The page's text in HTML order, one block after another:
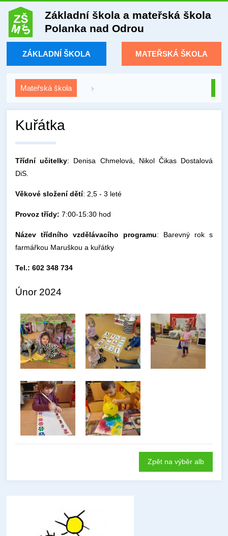
Základní škola a mateřská škola
Polanka nad Odrou
ZÁKLADNÍ ŠKOLA MATEŘSKÁ ŠKOLA
Mateřská škola
Kuřátka
Třídní učitelky: Denisa Chmelová, Nikol Čikas Dostalová
DiS.
Věkové složení dětí: 2,5 - 3 leté
Provoz třídy: 7:00-15:30 hod
Název třídního vzdělávacího programu: Barevný rok s
farmářkou Maruškou a kuřátky
Tel.: 602 348 734
Únor 2024
Zpět na výběr alb